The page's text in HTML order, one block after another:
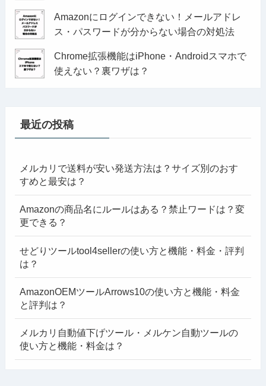
Amazonにログインできない！メールアドレ
ス・パスワードが分からない場合の対処法
Chrome拡張機能はiPhone・Androidスマホで
使えない？裏ワザは？
最近の投稿
メルカリで送料が安い発送方法は？サイズ別のおす
すめと最安は？
Amazonの商品名にルールはある？禁止ワードは？変
更できる？
せどりツールtool4sellerの使い方と機能・料金・評判
は？
AmazonOEMツールArrows10の使い方と機能・料金
と評判は？
メルカリ自動値下げツール・メルケン自動ツールの
使い方と機能・料金は？